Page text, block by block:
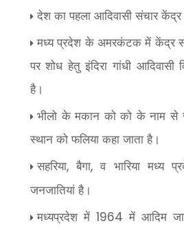
देश का पहला आदिवासी संचार
मध्य प्रदेश के अमरकंटक में केंद्र
पर शोध हेतु इंदिरा गांधी आदिवासी
है।
भीलो के मकान को को के नाम से
स्थान को फलिया कहा जाता है।
सहरिया,बैगा,व भारिया मध्य
जनजातियां है।
मध्यप्रदेश में 1964 में आदिम